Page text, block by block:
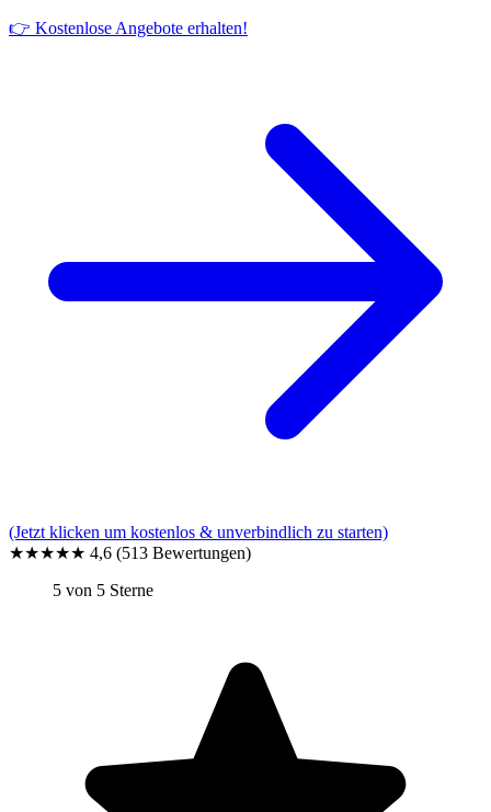
👉 Kostenlose Angebote erhalten!
(Jetzt klicken um kostenlos & unverbindlich zu starten)
★★★★★ 4,6 (513 Bewertungen)
5 von 5 Sterne